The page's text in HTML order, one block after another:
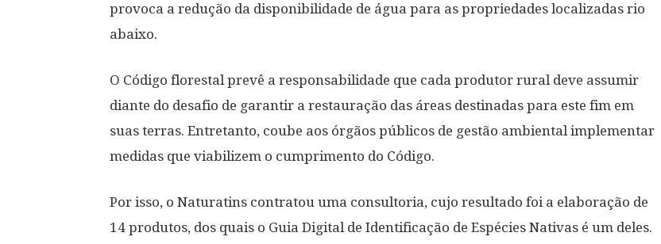
provoca a redução da disponibilidade de água para as propriedades localizadas rio
abaixo.
O Código florestal prevê a responsabilidade que cada produtor rural deve assumir
diante do desafio de garantir a restauração das áreas destinadas para este fim em
suas terras. Entretanto, coube aos órgãos públicos de gestão ambiental implementar
medidas que viabilizem o cumprimento do Código.
Por isso, o Naturatins contratou uma consultoria, cujo resultado foi a elaboração de
14 produtos, dos quais o Guia Digital de Identificação de Espécies Nativas é um deles.